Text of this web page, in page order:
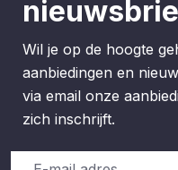
Wil je op de hoogte
aanbiedingen en
via email onze
zich inschrijft.